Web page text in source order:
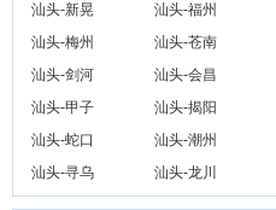
汕头-新晃
汕头-福州
汕头-梅州
汕头-苍南
汕头-剑河
汕头-会昌
汕头-甲子
汕头-揭阳
汕头-蛇口
汕头-潮州
汕头-寻乌
汕头-龙川